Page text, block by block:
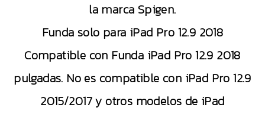
la marca Spigen.
Funda solo para iPad Pro 12.9 2018
Compatible con Funda iPad Pro 12.9 2018
pulgadas. No es compatible con iPad Pro 12.9
2015/2017 y otros modelos de iPad